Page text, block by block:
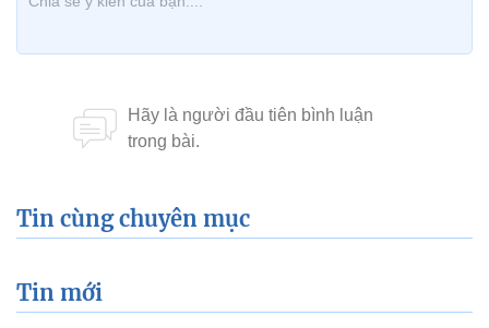
Tin cùng chuyên mục
Tin mới